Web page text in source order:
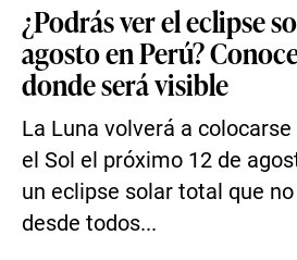
¿Podrás ver el eclipse
agosto en Perú?
donde será visible
La Luna volverá a
el Sol el próximo 12 de
un eclipse solar total que
desde todos...